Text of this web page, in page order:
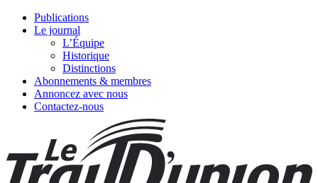
Publications
Le journal
L’Équipe
Historique
Distinctions
Abonnements & membres
Annoncez avec nous
Contactez-nous